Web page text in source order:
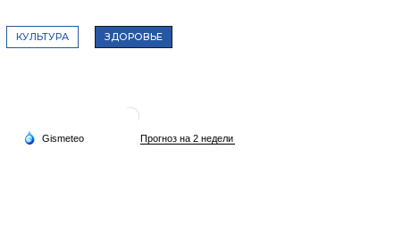
КУЛЬТУРА ЗДОРОВЬЕ